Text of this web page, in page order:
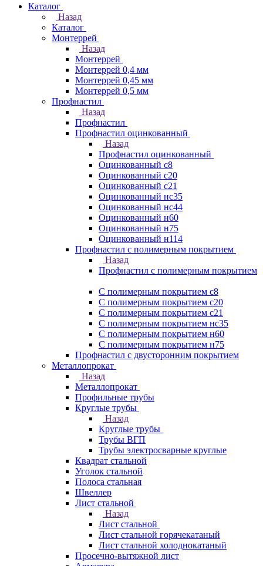
Каталог
Назад
Каталог
Монтеррей
Назад
Монтеррей
Монтеррей 0,4 мм
Монтеррей 0,45 мм
Монтеррей 0,5 мм
Профнастил
Назад
Профнастил
Профнастил оцинкованный
Назад
Профнастил оцинкованный
Оцинкованный с8
Оцинкованный с20
Оцинкованный с21
Оцинкованный нс35
Оцинкованный нс44
Оцинкованный н60
Оцинкованный н75
Оцинкованный н114
Профнастил с полимерным покрытием
Назад
Профнастил с полимерным покрытием
С полимерным покрытием с8
С полимерным покрытием с20
С полимерным покрытием с21
С полимерным покрытием нс35
С полимерным покрытием н60
С полимерным покрытием н75
Профнастил с двусторонним покрытием
Металлопрокат
Назад
Металлопрокат
Профильные трубы
Круглые трубы
Назад
Круглые трубы
Трубы ВГП
Трубы электросварные круглые
Квадрат стальной
Уголок стальной
Полоса стальная
Швеллер
Лист стальной
Назад
Лист стальной
Лист стальной горячекатаный
Лист стальной холоднокатаный
Просечно-вытяжной лист